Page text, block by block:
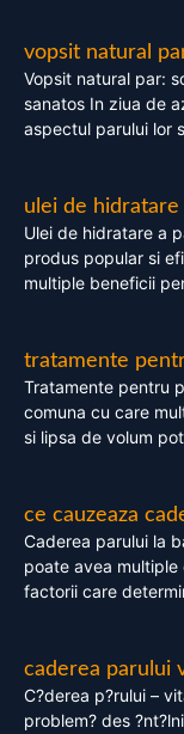
vopsit natural
Vopsit natural par:
sanatos In ziua de
aspectul parului lor
ulei de hidratare
Ulei de hidratare a
produs popular si
multiple beneficii
tratamente
Tratamente pentru
comuna cu care
si lipsa de volum
ce cauzeaza
Caderea parului la
poate avea
factorii care
caderea parului
C?derea p?rului –
problem? des